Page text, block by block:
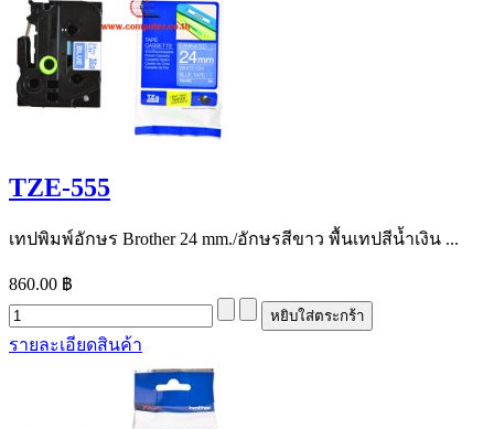
TZE-555
เทปพิมพ์อักษร Brother 24 mm./อักษรสีขาว พื้นเทปสีน้ำเงิน ...
860.00 ฿
รายละเอียดสินค้า